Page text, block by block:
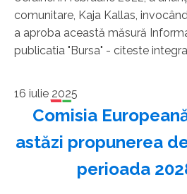
comunitare, Kaja Kallas,
a aproba această măsură
publicatia "Bursa" - citeste
16 iulie 2025
Comisia
astăzi propunerea
perioada